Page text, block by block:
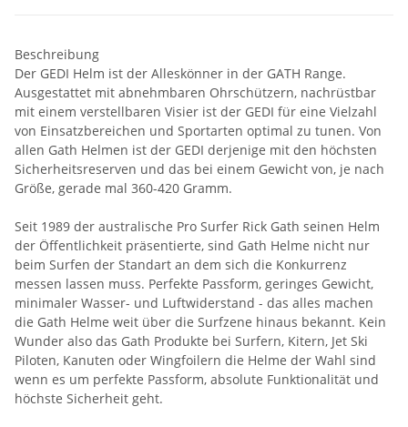
Beschreibung
Der GEDI Helm ist der Alleskönner in der GATH Range.
Ausgestattet mit abnehmbaren Ohrschützern, nachrüstbar
mit einem verstellbaren Visier ist der GEDI für eine Vielzahl
von Einsatzbereichen und Sportarten optimal zu tunen. Von
allen Gath Helmen ist der GEDI derjenige mit den höchsten
Sicherheitsreserven und das bei einem Gewicht von, je nach
Größe, gerade mal 360-420 Gramm.
Seit 1989 der australische Pro Surfer Rick Gath seinen Helm
der Öffentlichkeit präsentierte, sind Gath Helme nicht nur
beim Surfen der Standart an dem sich die Konkurrenz
messen lassen muss. Perfekte Passform, geringes Gewicht,
minimaler Wasser- und Luftwiderstand - das alles machen
die Gath Helme weit über die Surfzene hinaus bekannt. Kein
Wunder also das Gath Produkte bei Surfern, Kitern, Jet Ski
Piloten, Kanuten oder Wingfoilern die Helme der Wahl sind
wenn es um perfekte Passform, absolute Funktionalität und
höchste Sicherheit geht.